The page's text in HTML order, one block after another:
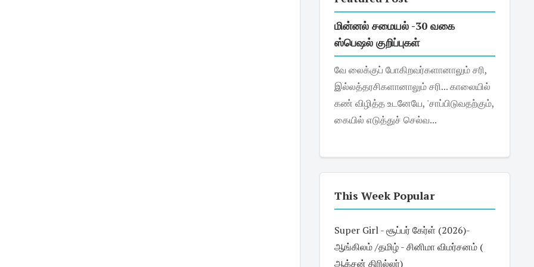
மின்னல் சமையல் -30 வகை
ஸ்பெஷல் குறிப்புகள்
வே லைக்குப் போகிறவர்களானாலும் சரி,
இல்லத்தரசிகளானாலும் சரி... காலையில்
கண் விழித்த உடனேயே, 'சாப்பிடுவதற்கும்,
கையில் எடுத்துச் செல்வ...
This Week Popular
Super Girl - சூப்பர் கேர்ள் (2026)-
ஆங்கிலம் /தமிழ் - சினிமா விமர்சனம் (
ஆக்சன் திரில்லர்)